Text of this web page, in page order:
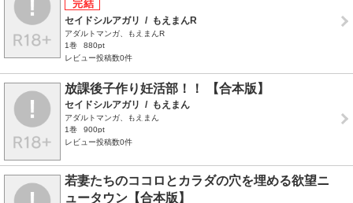
セイドシルアガリ / もえまんR
アダルトマンガ、もえまんR
1巻
880pt
レビュー投稿数0件
放課後子作り妊活部！！ 【合本版】
セイドシルアガリ / もえまん
アダルトマンガ、もえまん
1巻
900pt
レビュー投稿数0件
若妻たちのココロとカラダの穴を埋める欲望ニ
ュータウン【合本版】